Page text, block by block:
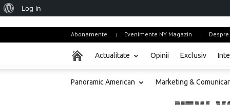
Abonamente Evenimente NY Magazin
Actualitate Opinii Exclusiv
Panoramic American Marketing &
About
Log In